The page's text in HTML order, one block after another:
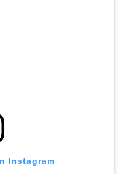
Instagram